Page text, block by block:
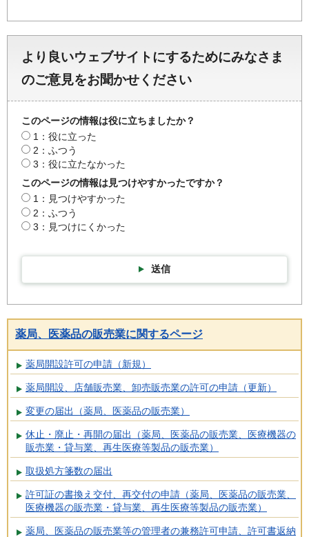
より良いウェブサイトにするためにみなさま
のご意見をお聞かせください
このページの情報は役に立ちましたか？
1：役に立った
2：ふつう
3：役に立たなかった
このページの情報は見つけやすかったですか？
1：見つけやすかった
2：ふつう
3：見つけにくかった
送信
薬局、医薬品の販売業に関するページ
薬局開設許可の申請（新規）
薬局開設、店舗販売業、卸売販売業の許可の申請（更新）
変更の届出（薬局、医薬品の販売業）
休止・廃止・再開の届出（薬局、医薬品の販売業、医療機器の
販売業・貸与業、再生医療等製品の販売業）
取扱処方箋数の届出
許可証の書換え交付、再交付の申請（薬局、医薬品の販売業、
医療機器の販売業・貸与業、再生医療等製品の販売業）
薬局、医薬品の販売業等の管理者の兼務許可申請、許可書返納